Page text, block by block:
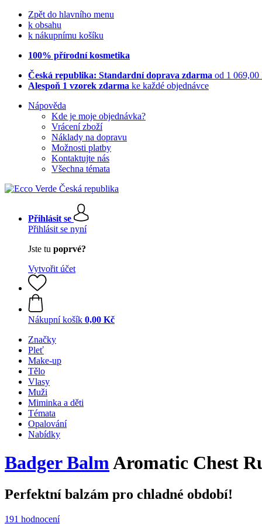
Zpět do hlavního menu
k obsahu
k nákupnímu košíku
100% přírodní kosmetika
Česká republika: Standardní doprava zdarma od 1 069,00
Alespoň 1 vzorek zdarma ke každé objednávce
Nápověda
Kde je moje objednávka?
Vrácení zboží
Náklady na dopravu
Možnosti platby
Kontaktujte nás
Všechna témata
Přihlásit se
Přihlásit se nyní
Jste tu poprvé?
Vytvořit účet
Nákupní košík 0,00 Kč
Značky
Pleť
Make-up
Tělo
Vlasy
Muži
Miminka a děti
Témata
Opalování
Nabídky
Badger BalmAromatic Chest
Perfektní balzám pro chladné období!
191 hodnocení